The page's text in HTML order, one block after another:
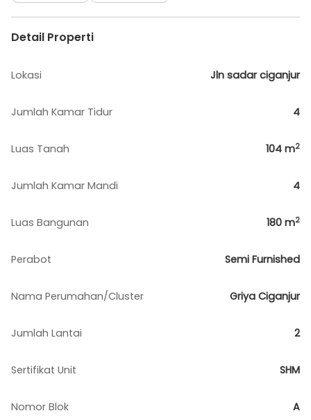
Detail Properti
Lokasi Jln sadar ciganjur
Jumlah Kamar Tidur 4
Luas Tanah 104 m2
Jumlah Kamar Mandi 4
Luas Bangunan 180 m2
Perabot Semi Furnished
Nama Perumahan/Cluster Griya Ciganjur
Jumlah Lantai 2
Sertifikat Unit SHM
Nomor Blok A